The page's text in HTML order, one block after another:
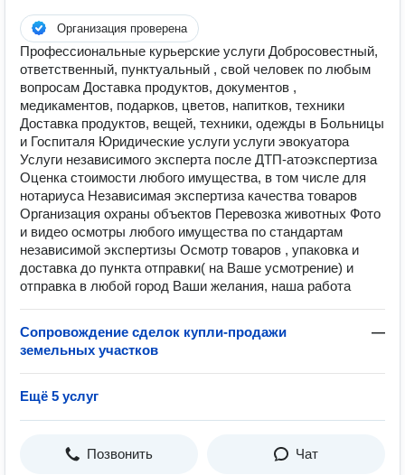
Организация проверена
Профессиональные курьерские услуги Добросовестный,
ответственный, пунктуальный , свой человек по любым
вопросам Доставка продуктов, документов ,
медикаментов, подарков, цветов, напитков, техники
Доставка продуктов, вещей, техники, одежды в Больницы
и Госпиталя Юридические услуги услуги эвокуатора
Услуги независимого эксперта после ДТП-атоэкспертиза
Оценка стоимости любого имущества, в том числе для
нотариуса Независимая экспертиза качества товаров
Организация охраны объектов Перевозка животных Фото
и видео осмотры любого имущества по стандартам
независимой экспертизы Осмотр товаров , упаковка и
доставка до пункта отправки( на Ваше усмотрение) и
отправка в любой город Ваши желания, наша работа
Сопровождение сделок купли-продажи
земельных участков
—
Ещё 5 услуг
Позвонить Чат